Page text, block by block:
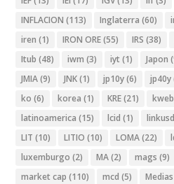
INFLACION (113) Inglaterra (60)
iren (1) IRON ORE(55) IRS (38)
Itub (48) iwm (3) iyt (1) Japon
JMIA(9) JNK(1) jp10y(6) jp40y
ko (6) korea (1) KRE(21) kweb
latinoamerica (15) lcid (1) linkusd
LIT (10) LITIO (10) LOMA(22)
luxemburgo (2) MA(2) mags (9)
market cap (110) mcd (5)